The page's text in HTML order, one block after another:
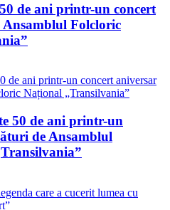
de ani printr-un concert
Folcloric
50 de ani printr-un
de Ansamblul